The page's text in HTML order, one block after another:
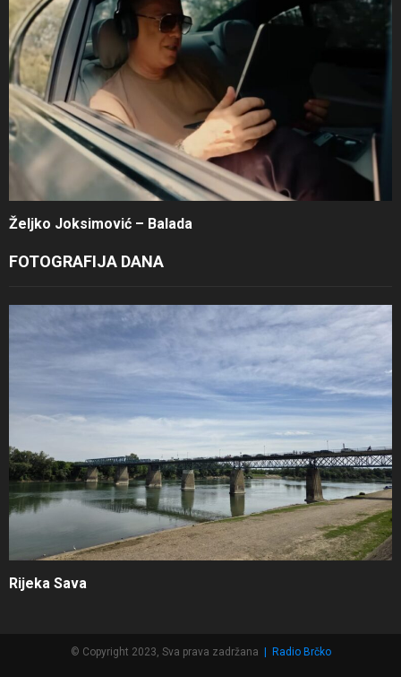
Željko Joksimović – Balada
FOTOGRAFIJA DANA
Rijeka Sava
© Copyright 2023, Sva prava zadržana Radio Brčko